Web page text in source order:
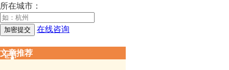
所在城市：
在线咨询
文章推荐